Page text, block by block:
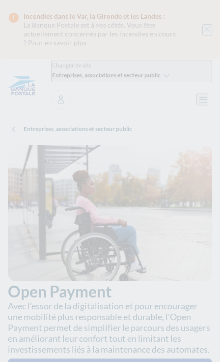
Incendies dans le Var, la Gironde et les Landes :
La Banque Postale est à vos côtés. Vous êtes
actuellement concernés par les incendies en cours
? Pour en savoir plus
Changer de site
Entreprises, associations et secteur public
Se connecter
Entreprises, associations et secteur public
Open Payment
Avec l’essor de la digitalisation et pour encourager
une mobilité plus responsable et durable, l’Open
Payment permet de simplifier le parcours des usagers
en améliorant leur confort tout en limitant les
investissements liés à la maintenance des automates.